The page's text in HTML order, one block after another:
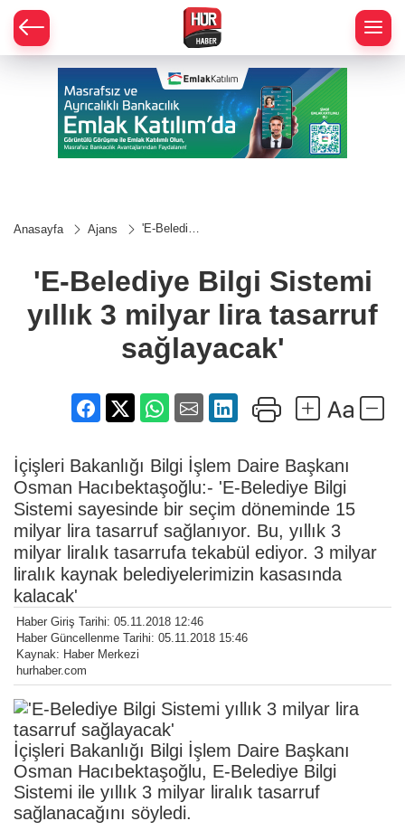
Anasayfa Ajans
'E-Belediye
yıllık 3
milyar lira
tasarruf
sağlayacak'
'E-Belediye Bilgi Sistemi
yıllık 3 milyar lira tasarruf
sağlayacak'
İçişleri Bakanlığı Bilgi İşlem Daire Başkanı
Osman Hacıbektaşoğlu:- 'E-Belediye Bilgi
Sistemi sayesinde bir seçim döneminde 15
milyar lira tasarruf sağlanıyor. Bu, yıllık 3
milyar liralık tasarrufa tekabül ediyor. 3 milyar
liralık kaynak belediyelerimizin kasasında
kalacak'
Haber Giriş Tarihi: 05.11.2018 12:46
Haber Güncellenme Tarihi: 05.11.2018 15:46
Kaynak: Haber Merkezi
hurhaber.com
İçişleri Bakanlığı Bilgi İşlem Daire Başkanı
Osman Hacıbektaşoğlu, E-Belediye Bilgi
Sistemi ile yıllık 3 milyar liralık tasarruf
sağlanacağını söyledi.